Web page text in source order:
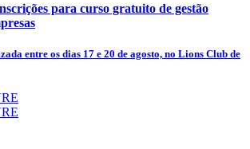
para curso gratuito de gestão
entre os dias 17 e 20 de agosto, no Lions Club de